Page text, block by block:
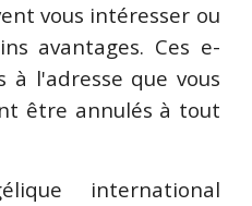
vous intéresser ou
avantages. Ces e-
à l'adresse que vous
être annulés à tout
international